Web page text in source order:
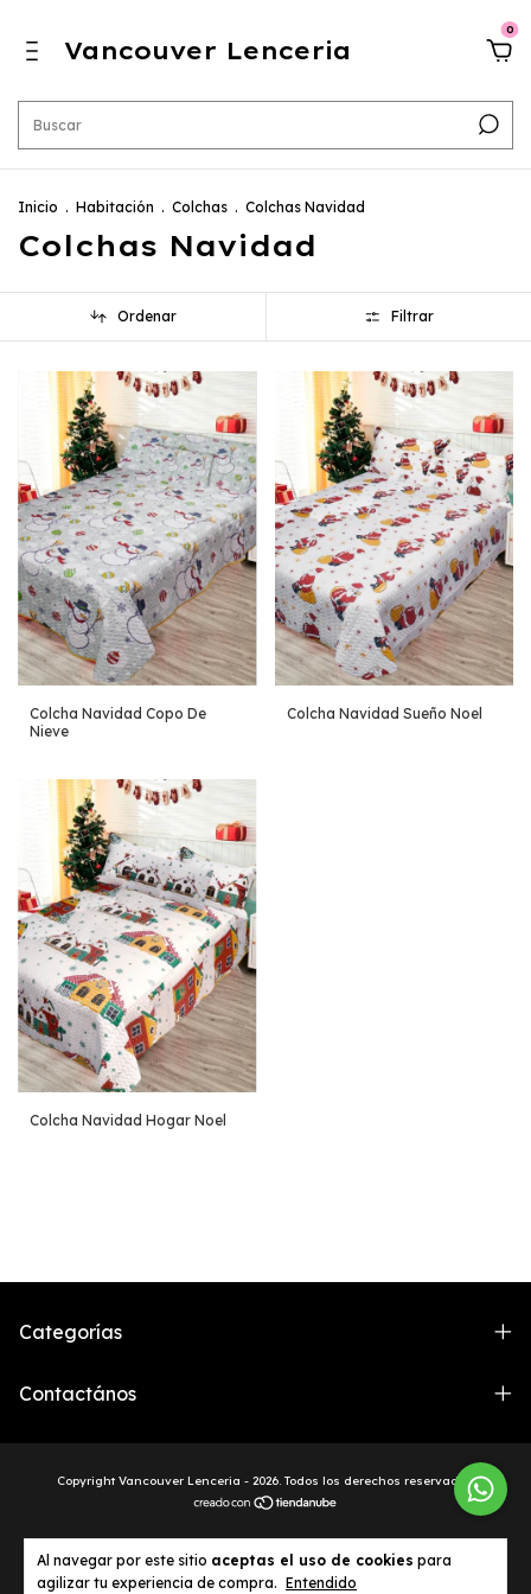
Vancouver Lenceria
0
Al navegar por este sitio aceptas el uso de cookies para
agilizar tu experiencia de compra. Entendido
Inicio . Habitación . Colchas . Colchas Navidad
Colchas Navidad
Ordenar Filtrar
Colcha Navidad Copo De
Nieve
Colcha Navidad Sueño Noel
Colcha Navidad Hogar Noel
Categorías
Contactános
Copyright Vancouver Lenceria - 2026. Todos los derechos reservados.